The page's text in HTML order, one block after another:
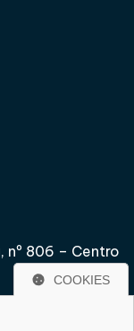
nº 806 – Centro
COOKIES